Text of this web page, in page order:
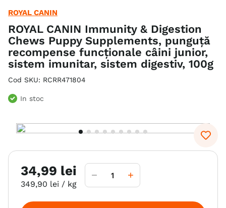
3. royal canin
4. recompense
8.
ROYAL CANIN
ROYAL CANIN Immunity & Digestion
Chews Puppy Supplements, punguță
recompense funcționale câini junior,
sistem imunitar, sistem digestiv, 100g
Cod SKU: RCRR471804
In stoc
34,99 lei
349,90 lei / kg